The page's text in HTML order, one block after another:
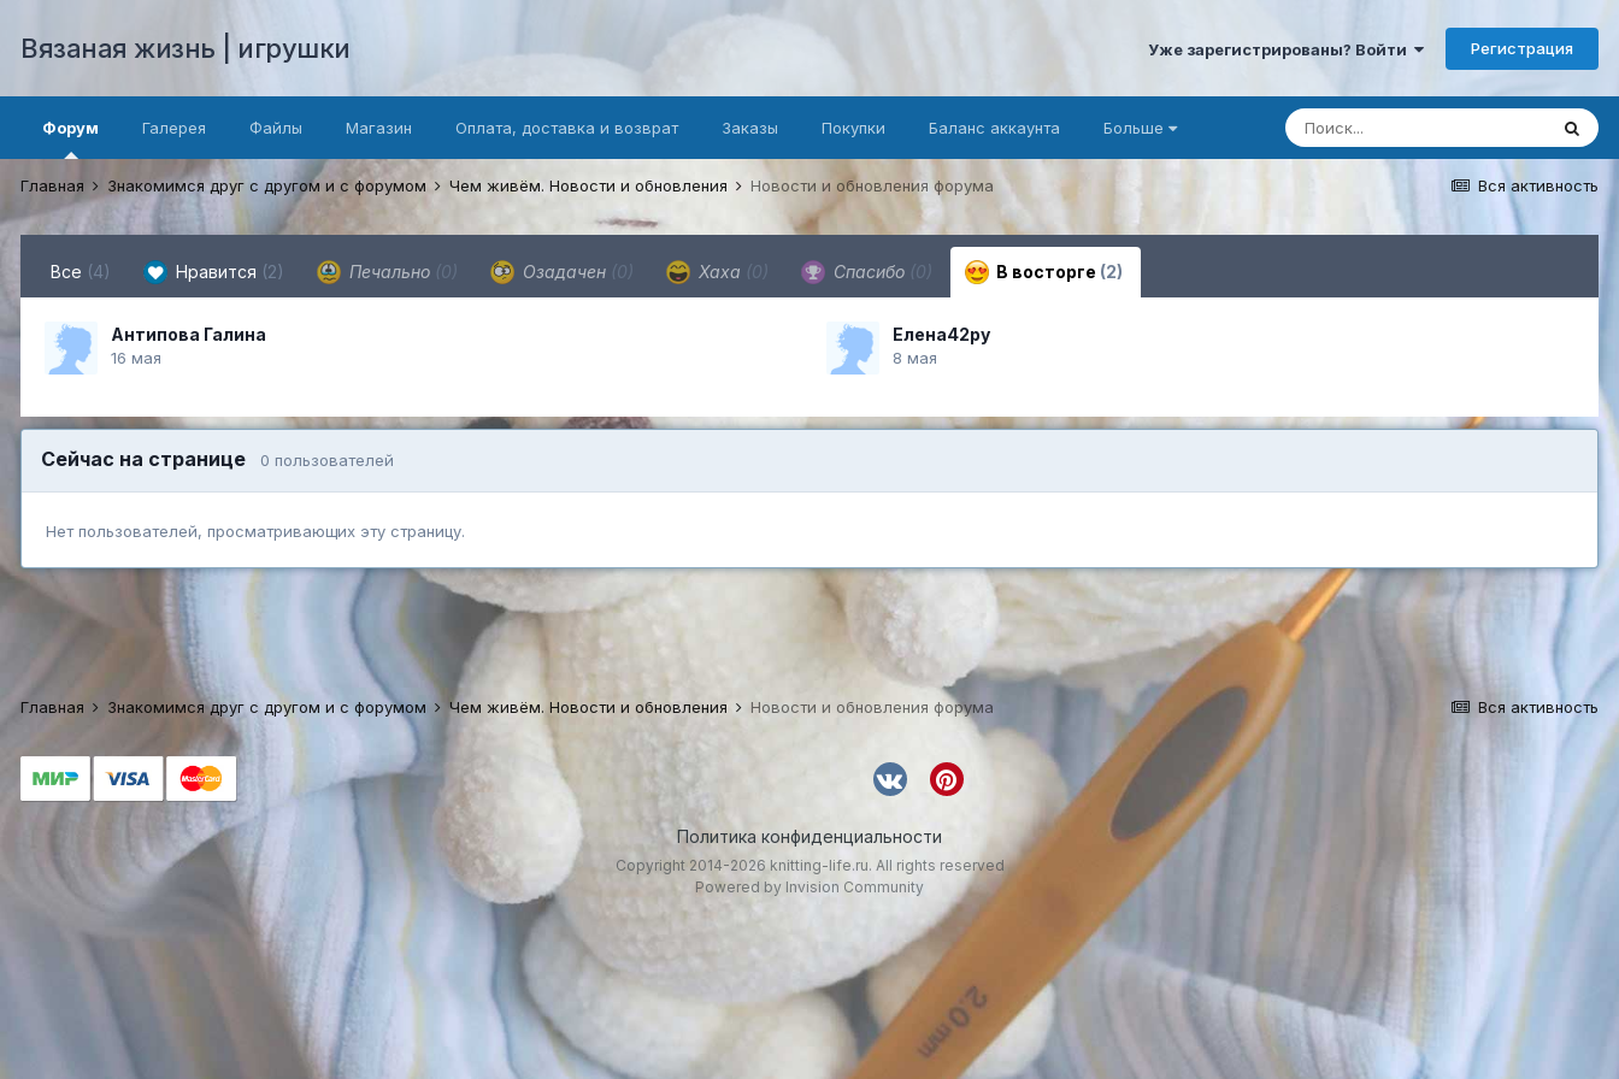
Вязаная жизнь | игрушки Уже зарегистрированы? Войти Регистрация
Форум Галерея Файлы Магазин Оплата, доставка и возврат Заказы Покупки Баланс аккаунта Больше
Вся активность
Главная Знакомимся друг с другом и с форумом Чем живём. Новости и обновления Новости и обновления форума
Все (4) Нравится (2) Печально (0) Озадачен (0) Хаха (0) Спасибо (0) В восторге (2)
Антипова Галина
16 мая
Елена42ру
8 мая
Сейчас на странице 0 пользователей
Нет пользователей, просматривающих эту страницу.
Вся активность
Главная Знакомимся друг с другом и с форумом Чем живём. Новости и обновления Новости и обновления форума
Политика конфиденциальности
Copyright 2014-2026 knitting-life.ru. All rights reserved
Powered by Invision Community